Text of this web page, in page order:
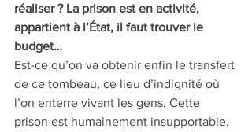
réaliser ? La prison est en activité,
appartient à l’État, il faut trouver le
budget…
Est-ce qu’on va obtenir enfin le transfert
de ce tombeau, ce lieu d’indignité où
l’on enterre vivant les gens. Cette
prison est humainement insupportable.